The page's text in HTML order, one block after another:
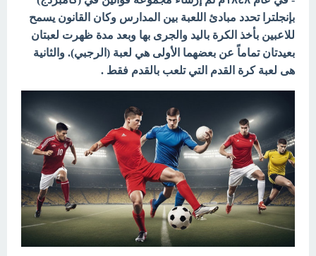
بإنجلترا تحدد مبادئ اللعبة بين المدارس وكان القانون يسمح
للاعبين بأخذ الكرة باليد والجرى بها وبعد مدة ظهرت لعبتان
بعيدتان تماماً عن بعضهما الأولى هي لعبة (الرجبي). والثانية
هى لعبة كرة القدم التي تلعب بالقدم فقط .